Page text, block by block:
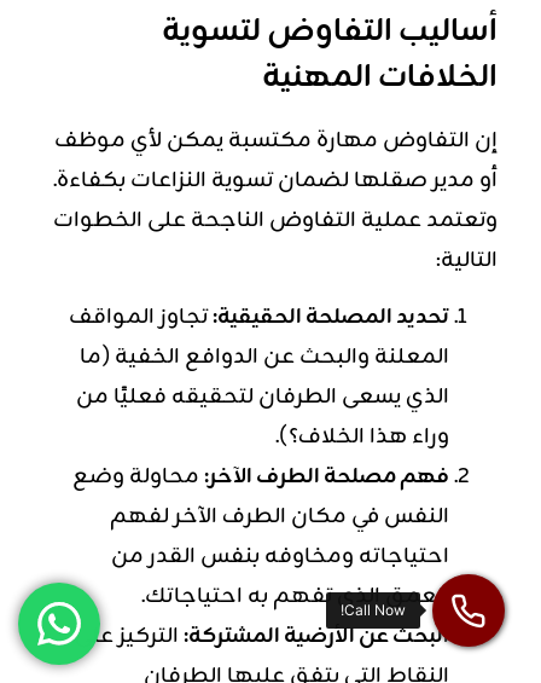
أساليب التفاوض لتسوية
الخلافات المهنية
إن التفاوض مهارة مكتسبة يمكن لأي موظف
أو مدير صقلها لضمان تسوية النزاعات بكفاءة.
وتعتمد عملية التفاوض الناجحة على الخطوات
التالية:
تحديد المصلحة الحقيقية:تجاوز المواقف
المعلنة والبحث عن الدوافع الخفية (ما
الذي يسعى الطرفان لتحقيقه فعليًا من
وراء هذا الخلاف؟).
فهم مصلحة الطرف الآخر:محاولة وضع
النفس في مكان الطرف الآخر لفهم
احتياجاته ومخاوفه بنفس القدر من
العمق الذي تفهم به احتياجاتك.
البحث عن الأرضية المشتركة:التركيز على